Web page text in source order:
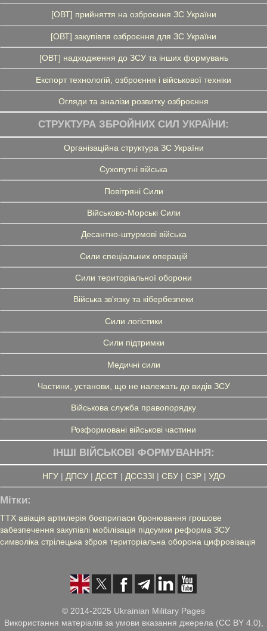
[ОВТ] прийняття на озброєння ЗС України
[ОВТ] закупівля озброєння для ЗС України
[ОВТ] надходження до ЗСУ та інших формувань
Експорт технологій, озброєння і військової техніки
Огляди та аналізи розвитку озброєння
СТРУКТУРА ЗБРОЙНИХ СИЛ УКРАЇНИ:
Організаційна структура ЗС України
Сухопутні війська
Повітряні Сили
Військово-Морські Сили
Десантно-штурмові війська
Сили спеціальних операцій
Сили територіальної оборони
Війська зв'язку та кібербезпеки
Сили логістики
Сили підтримки
Медичні сили
Частини, установи, що не належать до видів ЗСУ
Військова служба правопорядку
Розформовані військові частини
ІНШІ ВІЙСЬКОВІ ФОРМУВАННЯ:
НГУ| ДПСУ| ДССТ| ДССЗЗІ | СБУ| СЗР| УДО
Мітки:
ТТХ авіація артилерія боєприпаси бронювання грошове
забезпечення закупівлі мобілізація підсумки реформа ЗСУ
символіка стрілецька зброя територіальна оборона цифровізація
© 2014-2025 Ukrainian Military Pages
Використання матеріалів за умови вказання джерела (CC BY 4.0),